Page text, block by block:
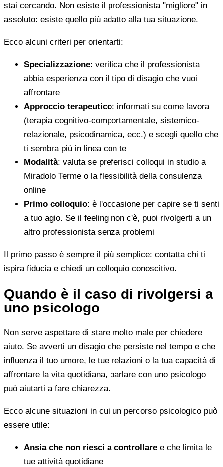
stai cercando. Non esiste il professionista "migliore" in
assoluto: esiste quello più adatto alla tua situazione.
Ecco alcuni criteri per orientarti:
Specializzazione: verifica che il professionista
abbia esperienza con il tipo di disagio che vuoi
affrontare
Approccio terapeutico: informati su come lavora
(terapia cognitivo-comportamentale, sistemico-
relazionale, psicodinamica, ecc.) e scegli quello che
ti sembra più in linea con te
Modalità: valuta se preferisci colloqui in studio a
Miradolo Terme o la flessibilità della consulenza
online
Primo colloquio: è l'occasione per capire se ti senti
a tuo agio. Se il feeling non c'è, puoi rivolgerti a un
altro professionista senza problemi
Il primo passo è sempre il più semplice: contatta chi ti
ispira fiducia e chiedi un colloquio conoscitivo.
Quando è il caso di rivolgersi a
uno psicologo
Non serve aspettare di stare molto male per chiedere
aiuto. Se avverti un disagio che persiste nel tempo e che
influenza il tuo umore, le tue relazioni o la tua capacità di
affrontare la vita quotidiana, parlare con uno psicologo
può aiutarti a fare chiarezza.
Ecco alcune situazioni in cui un percorso psicologico può
essere utile:
Ansia che non riesci a controllare e che limita le
tue attività quotidiane